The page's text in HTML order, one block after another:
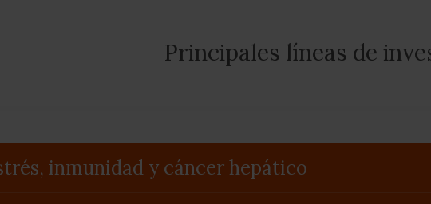
Principales líneas de
inmunidad y cáncer hepático